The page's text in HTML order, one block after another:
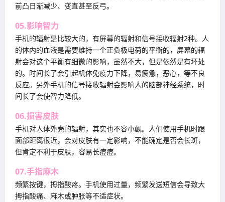
前凸日渐减少、变直甚至反弓。
05.影响智力
手机的辐射是比较大的，有屏幕的辐射和信号接收辐射2种。人
的体内的血液是需要维持一个正负极电荷的平衡的，屏幕的辐
射会对这个平衡有细微的影响，虽然不大，但是依然是有坏处
的。时间长了会引起机体免疫力下降，易疲惫，恶心，等不良
反应。另外手机的信号接收辐射会影响人的脑部神经系统，时
间长了会使智力降低。
06.损害皮肤
手机对人体外壳的辐射，其实也不容小觑。人们使用手机时跟
面部距离很近，会对皮肤有一定影响，不能确定是否会长斑，
但肯定不利于皮肤，容易长痘痘。
07.手指麻木
频繁按键，拇指酸疼。手机使用过量，频繁发送短信会导致大
拇指酸痛、麻木或肿胀等不适症状。